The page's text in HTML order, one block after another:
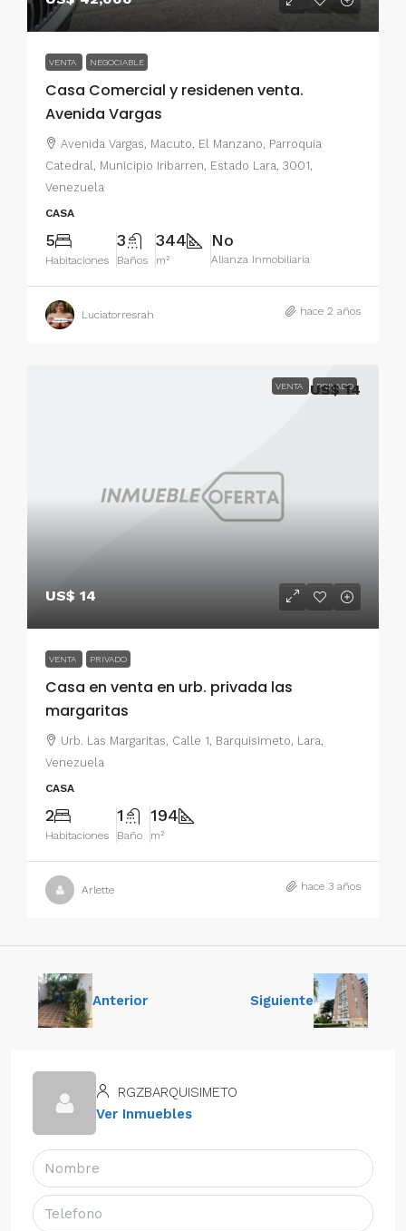
VENTA NEGOCIABLE
Casa Comercial y residenen venta.
Avenida Vargas
Avenida Vargas, Macuto, El Manzano, Parroquia
Catedral, Municipio Iribarren, Estado Lara, 3001,
Venezuela
CASA
5
Habitaciones
3
Baños
344
m²
No
Alianza Inmobiliaria
Luciatorresrah hace 2 años
VENTA PRIVADO
US$ 14
VENTA PRIVADO
Casa en venta en urb. privada las
margaritas
US$ 14
Urb. Las Margaritas, Calle 1, Barquisimeto, Lara,
Venezuela
CASA
2
Habitaciones
1
Baño
194
m²
Arlette hace 3 años
Anterior Siguiente
RGZBARQUISIMETO
Ver Inmuebles